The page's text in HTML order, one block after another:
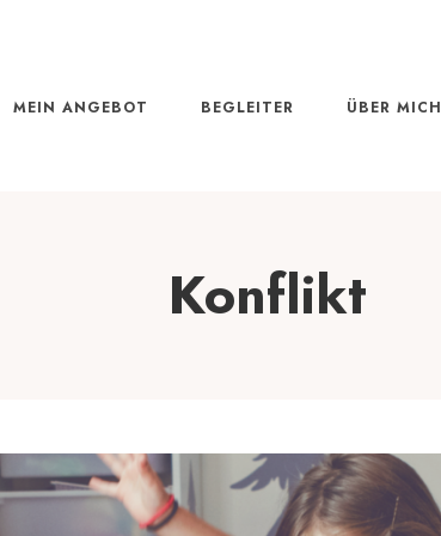
MEIN ANGEBOT BEGLEITER ÜBER MICH
Konflikt